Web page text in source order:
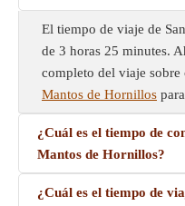
El tiempo de viaje de
de 3 horas 25 minutes.
completo del viaje sobre
Mantos de Hornillos
¿Cuál es el tiempo de
Mantos de Hornillos?
¿Cuál es el tiempo de